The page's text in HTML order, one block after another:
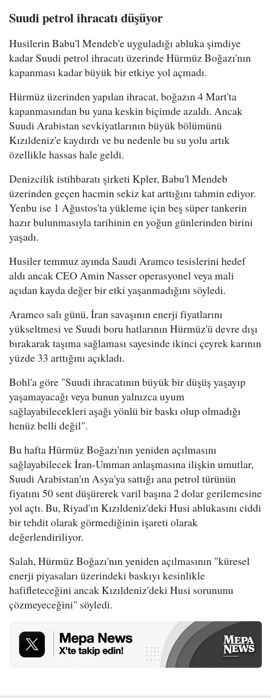
Suudi petrol ihracatı düşüyor
Husilerin Babu'l Mendeb'e uyguladığı abluka şimdiye
kadar Suudi petrol ihracatı üzerinde Hürmüz Boğazı'nın
kapanması kadar büyük bir etkiye yol açmadı.
Hürmüz üzerinden yapılan ihracat, boğazın 4 Mart'ta
kapanmasından bu yana keskin biçimde azaldı. Ancak
Suudi Arabistan sevkiyatlarının büyük bölümünü
Kızıldeniz'e kaydırdı ve bu nedenle bu su yolu artık
özellikle hassas hale geldi.
Denizcilik istihbaratı şirketi Kpler, Babu'l Mendeb
üzerinden geçen hacmin sekiz kat arttığını tahmin ediyor.
Yenbu ise 1 Ağustos'ta yükleme için beş süper tankerin
hazır bulunmasıyla tarihinin en yoğun günlerinden birini
yaşadı.
Husiler temmuz ayında Saudi Aramco tesislerini hedef
aldı ancak CEO Amin Nasser operasyonel veya mali
açıdan kayda değer bir etki yaşanmadığını söyledi.
Aramco salı günü, İran savaşının enerji fiyatlarını
yükseltmesi ve Suudi boru hatlarının Hürmüz'ü devre dışı
bırakarak taşıma sağlaması sayesinde ikinci çeyrek karının
yüzde 33 arttığını açıkladı.
Bohl'a göre "Suudi ihracatının büyük bir düşüş yaşayıp
yaşamayacağı veya bunun yalnızca uyum
sağlayabilecekleri aşağı yönlü bir baskı olup olmadığı
henüz belli değil".
Bu hafta Hürmüz Boğazı'nın yeniden açılmasını
sağlayabilecek İran-Umman anlaşmasına ilişkin umutlar,
Suudi Arabistan'ın Asya'ya sattığı ana petrol türünün
fiyatını 50 sent düşürerek varil başına 2 dolar gerilemesine
yol açtı. Bu, Riyad'ın Kızıldeniz'deki Husi ablukasını ciddi
bir tehdit olarak görmediğinin işareti olarak
değerlendiriliyor.
Salah, Hürmüz Boğazı'nın yeniden açılmasının "küresel
enerji piyasaları üzerindeki baskıyı kesinlikle
hafifleteceğini ancak Kızıldeniz'deki Husi sorununu
çözmeyeceğini" söyledi.